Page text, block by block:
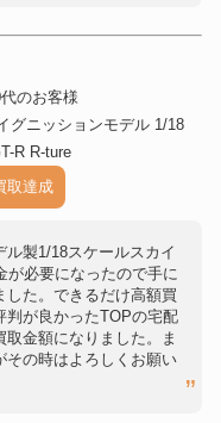
のお客様
グニッションモデル 1/18
R R-ture
取達成
製1/18スケールスカイ
が必要になったので手に
した。できるだけ高額買
判が良かったTOPの宅配
金額になりました。ま
その時はよろしくお願い